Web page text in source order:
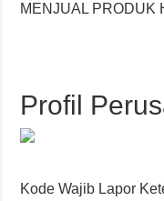
MENJUAL PRODUK
Profil
Kode Wajib Lapor